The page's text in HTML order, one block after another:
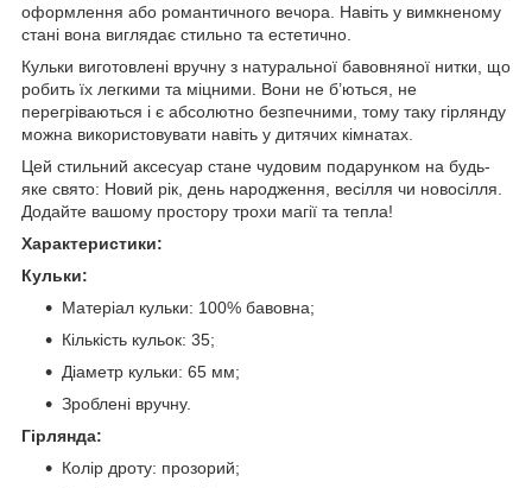
оформлення або романтичного вечора. Навіть у вимкненому
стані вона виглядає стильно та естетично.
Кульки виготовлені вручну з натуральної бавовняної нитки, що
робить їх легкими та міцними. Вони не б’ються, не
перегріваються і є абсолютно безпечними, тому таку гірлянду
можна використовувати навіть у дитячих кімнатах.
Цей стильний аксесуар стане чудовим подарунком на будь-
яке свято: Новий рік, день народження, весілля чи новосілля.
Додайте вашому простору трохи магії та тепла!
Характеристики:
Кульки:
Матеріал кульки: 100% бавовна;
Кількість кульок: 35;
Діаметр кульки: 65 мм;
Зроблені вручну.
Гірлянда:
Колір дроту: прозорий;